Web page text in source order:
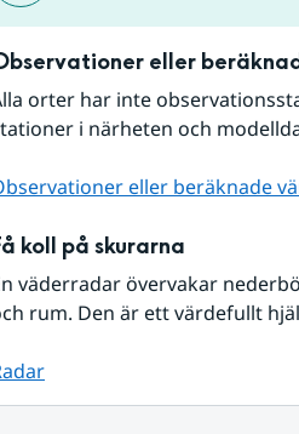
eller
orter har inte
i närheten och
eller beräknade
koll på skurarna
väderradar övervakar
rum. Den är ett värdefullt